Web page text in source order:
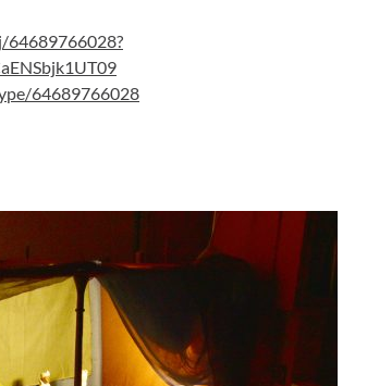
64689766028?
64689766028